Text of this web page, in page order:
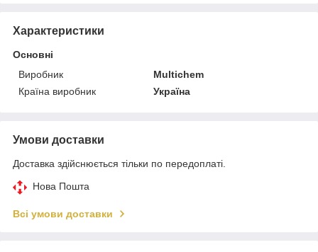
Характеристики
Основні
Виробник
Multichem
Країна виробник
Україна
Умови доставки
Доставка здійснюється тільки по передоплаті.
Нова Пошта
Всі умови доставки